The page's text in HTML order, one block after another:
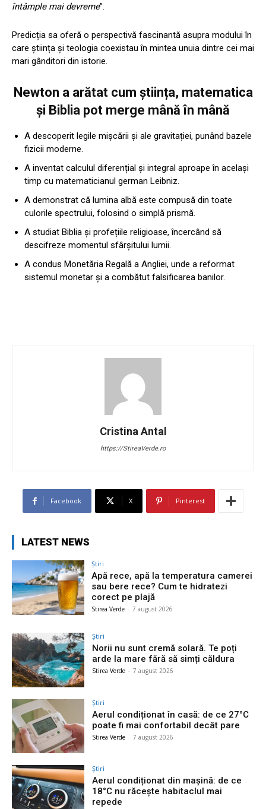
întâmple mai devreme”.
Predicția sa oferă o perspectivă fascinantă asupra modului în
care știința și teologia coexistau în mintea unuia dintre cei mai
mari gânditori din istorie.
Newton a arătat cum știința, matematica
și Biblia pot merge mână în mână
A descoperit legile mișcării și ale gravitației, punând bazele
fizicii moderne.
A inventat calculul diferențial și integral aproape în același
timp cu matematicianul german Leibniz.
A demonstrat că lumina albă este compusă din toate
culorile spectrului, folosind o simplă prismă.
A studiat Biblia și profețiile religioase, încercând să
descifreze momentul sfârșitului lumii.
A condus Monetăria Regală a Angliei, unde a reformat
sistemul monetar și a combătut falsificarea banilor.
Cristina Antal
https://StireaVerde.ro
Facebook X Pinterest
LATEST NEWS
Știri
Apă rece, apă la temperatura camerei
sau bere rece? Cum te hidratezi
corect pe plajă
Stirea Verde - 7 august 2026
Știri
Norii nu sunt cremă solară. Te poți
arde la mare fără să simți căldura
Stirea Verde - 7 august 2026
Știri
Aerul condiționat în casă: de ce 27°C
poate fi mai confortabil decât pare
Stirea Verde - 7 august 2026
Știri
Aerul condiționat din mașină: de ce
18°C nu răcește habitaclul mai
repede